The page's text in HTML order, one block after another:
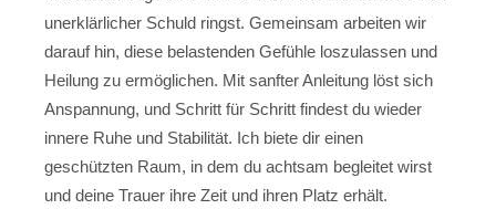
unerklärlicher Schuld ringst. Gemeinsam arbeiten wir
darauf hin, diese belastenden Gefühle loszulassen und
Heilung zu ermöglichen. Mit sanfter Anleitung löst sich
Anspannung, und Schritt für Schritt findest du wieder
innere Ruhe und Stabilität. Ich biete dir einen
geschützten Raum, in dem du achtsam begleitet wirst
und deine Trauer ihre Zeit und ihren Platz erhält.